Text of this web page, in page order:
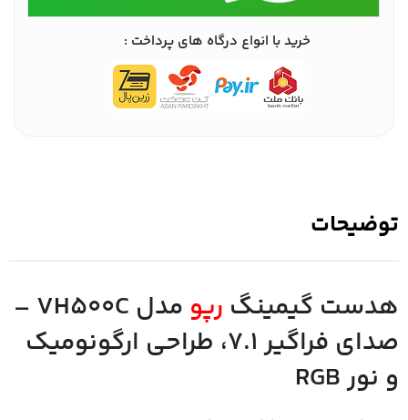
خرید با انواع درگاه های پرداخت :
توضیحات
هدست گیمینگ رپو
مدل VH500C –
صدای فراگیر ۷.۱، طراحی ارگونومیک
و نور RGB